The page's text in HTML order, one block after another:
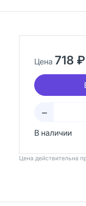
Цена 718 ₽
–
В наличии
Цена действительна